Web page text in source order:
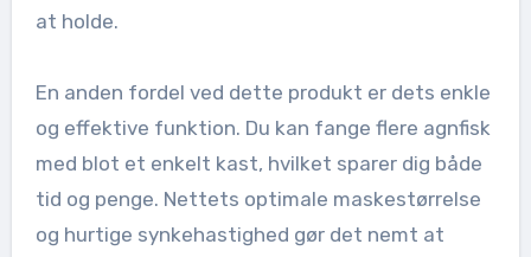
at holde.
En anden fordel ved dette produkt er dets enkle
og effektive funktion. Du kan fange flere agnfisk
med blot et enkelt kast, hvilket sparer dig både
tid og penge. Nettets optimale maskestørrelse
og hurtige synkehastighed gør det nemt at